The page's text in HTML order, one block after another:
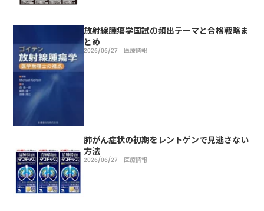
放射線腫瘍学国試の頻出テーマと合格戦略ま
とめ
2026/06/27 医療情報
肺がん症状の初期をレントゲンで見逃さない
方法
2026/06/27 医療情報